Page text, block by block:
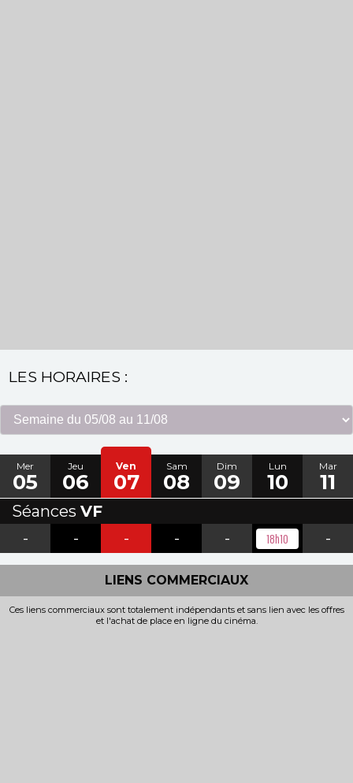
LES HORAIRES :
Mer
05
Jeu
06
Ven
07
Sam
08
Dim
09
Lun
10
Mar
11
Séances VF
-
- - - - 18h10 -
LIENS COMMERCIAUX
Ces liens commerciaux sont totalement indépendants et sans lien avec les offres
et l'achat de place en ligne du cinéma.